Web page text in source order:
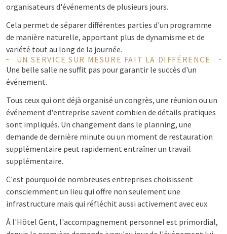
organisateurs d'événements de plusieurs jours.
Cela permet de séparer différentes parties d'un programme
de manière naturelle, apportant plus de dynamisme et de
variété tout au long de la journée.
UN SERVICE SUR MESURE FAIT LA DIFFÉRENCE
Une belle salle ne suffit pas pour garantir le succès d'un
événement.
Tous ceux qui ont déjà organisé un congrès, une réunion ou un
événement d'entreprise savent combien de détails pratiques
sont impliqués. Un changement dans le planning, une
demande de dernière minute ou un moment de restauration
supplémentaire peut rapidement entraîner un travail
supplémentaire.
C'est pourquoi de nombreuses entreprises choisissent
consciemment un lieu qui offre non seulement une
infrastructure mais qui réfléchit aussi activement avec eux.
À l'Hôtel Gent, l'accompagnement personnel est primordial,